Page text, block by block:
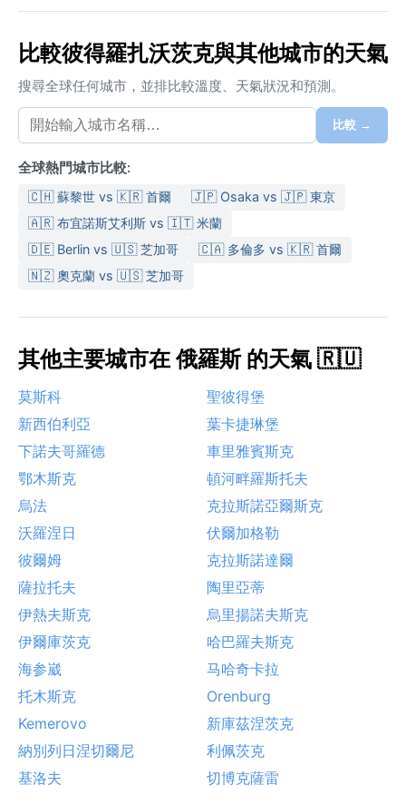
比較彼得羅扎沃茨克與其他城市的天氣
搜尋全球任何城市，並排比較溫度、天氣狀況和預測。
比較 →
全球熱門城市比較:
🇨🇭 蘇黎世 vs 🇰🇷 首爾
🇯🇵 Osaka vs 🇯🇵 東京
🇦🇷 布宜諾斯艾利斯 vs 🇮🇹 米蘭
🇩🇪 Berlin vs 🇺🇸 芝加哥
🇨🇦 多倫多 vs 🇰🇷 首爾
🇳🇿 奧克蘭 vs 🇺🇸 芝加哥
其他主要城市在 俄羅斯 的天氣 🇷🇺
莫斯科
聖彼得堡
新西伯利亞
葉卡捷琳堡
下諾夫哥羅德
車里雅賓斯克
鄂木斯克
頓河畔羅斯托夫
烏法
克拉斯諾亞爾斯克
沃羅涅日
伏爾加格勒
彼爾姆
克拉斯諾達爾
薩拉托夫
陶里亞蒂
伊熱夫斯克
烏里揚諾夫斯克
伊爾庫茨克
哈巴羅夫斯克
海参崴
马哈奇卡拉
托木斯克
Orenburg
Kemerovo
新庫茲涅茨克
納別列日涅切爾尼
利佩茨克
基洛夫
切博克薩雷